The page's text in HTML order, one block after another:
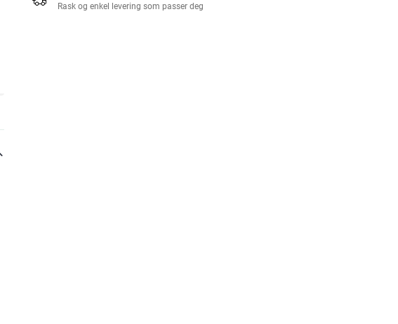
Rask og enkel levering som passer deg